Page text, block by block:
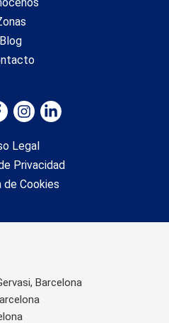
Blog
Legal
Privacidad
Cookies
Barcelona